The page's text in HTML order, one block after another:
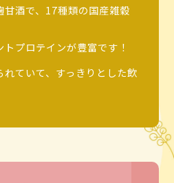
甘酒で、17種類の国産雑穀
プロテインが豊富です！
ていて、すっきりとした飲